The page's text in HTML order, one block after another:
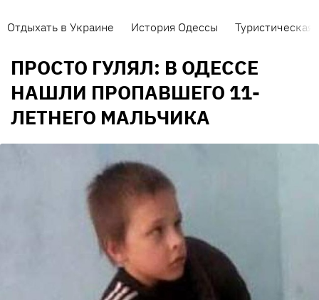
Отдыхать в Украине История Одессы Туристическая
ПРОСТО ГУЛЯЛ: В ОДЕССЕ
НАШЛИ ПРОПАВШЕГО 11-
ЛЕТНЕГО МАЛЬЧИКА